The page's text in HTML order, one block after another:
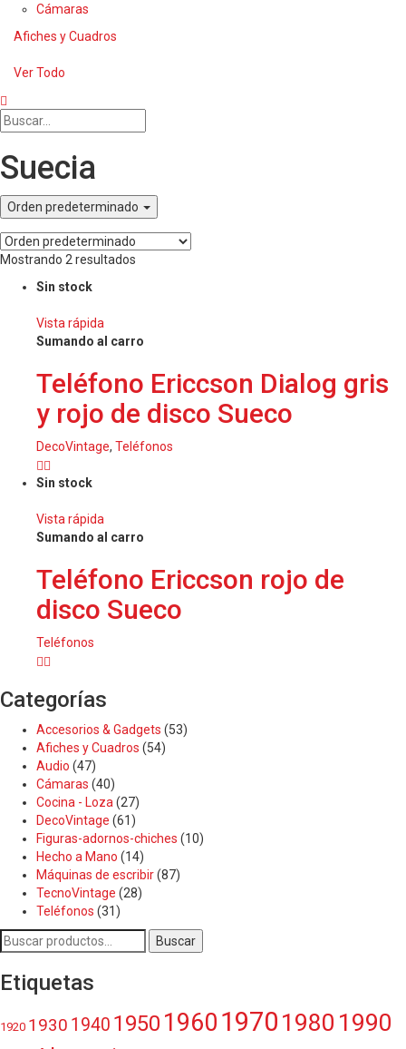
Cámaras
Afiches y Cuadros
Ver Todo
Suecia
Orden predeterminado
Mostrando 2 resultados
Sin stock
Vista rápida
Sumando al carro
Teléfono Ericcson Dialog gris
y rojo de disco Sueco
DecoVintage, Teléfonos
Sin stock
Vista rápida
Sumando al carro
Teléfono Ericcson rojo de
disco Sueco
Teléfonos
Categorías
Accesorios & Gadgets (53)
Afiches y Cuadros (54)
Audio (47)
Cámaras (40)
Cocina - Loza (27)
DecoVintage (61)
Figuras-adornos-chiches (10)
Hecho a Mano (14)
Máquinas de escribir(87)
TecnoVintage (28)
Teléfonos (31)
Buscar
por:
Buscar
Etiquetas
1920 1930 1940 1950 196019701980 1990